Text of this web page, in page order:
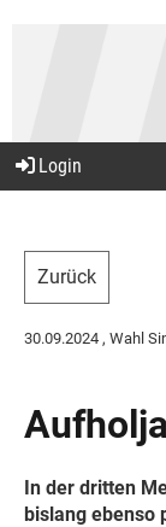
Login
Zurück
30.09.2024 , Wahl
In der dritten
bislang ebenso